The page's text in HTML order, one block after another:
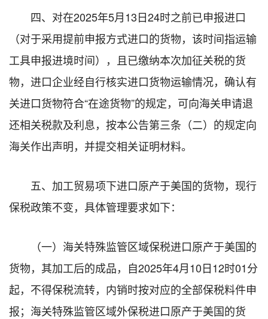
四、对在2025年5月13日24时之前已申报进口
（对于采用提前申报方式进口的货物，该时间指运输
工具申报进境时间），且已缴纳本次加征关税的货
物，进口企业经自行核实进口货物运输情况，确认有
关进口货物符合“在途货物”的规定，可向海关申请退
还相关税款及利息，按本公告第三条（二）的规定向
海关作出声明，并提交相关证明材料。
五、加工贸易项下进口原产于美国的货物，现行
保税政策不变，具体管理要求如下：
（一）海关特殊监管区域保税进口原产于美国的
货物，其加工后的成品，自2025年4月10日12时01分
起，不得保税流转，内销时按对应的全部保税料件申
报；海关特殊监管区域外保税进口原产于美国的货